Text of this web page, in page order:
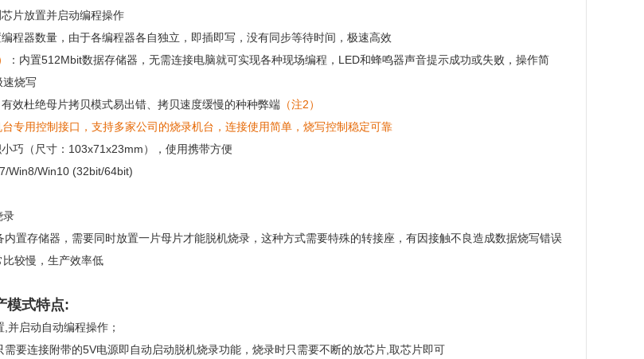
片放置并启动编程操作
程器数量，由于各编程器各自独立，即插即写，没有同步等待时间，极速高效
：内置512Mbit数据存储器，无需连接电脑就可实现各种现场编程，LED和蜂鸣器声音提示成功或失败，操作简
烧写
效杜绝母片拷贝模式易出错、拷贝速度缓慢的种种弊端 （注2）
专用控制接口，支持多家公司的烧录机台，连接使用简单，烧写控制稳定可靠
巧（尺寸：103x71x23mm），使用携带方便
Win8/Win10 (32bit/64bit)
录
内置存储器，需要同时放置一片母片才能脱机烧录，这种方式需要特殊的转接座，有因接触不良造成数据烧写错误
较慢，生产效率低
模式特点:
启动自动编程操作；
要连接附带的5V电源即自动启动脱机烧录功能，烧录时只需要不断的放芯片,取芯片即可